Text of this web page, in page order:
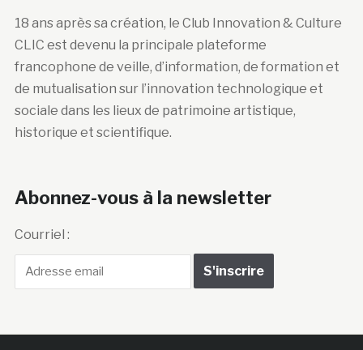
18 ans après sa création, le Club Innovation & Culture
CLIC est devenu la principale plateforme
francophone de veille, d’information, de formation et
de mutualisation sur l’innovation technologique et
sociale dans les lieux de patrimoine artistique,
historique et scientifique.
Abonnez-vous à la newsletter
Courriel :